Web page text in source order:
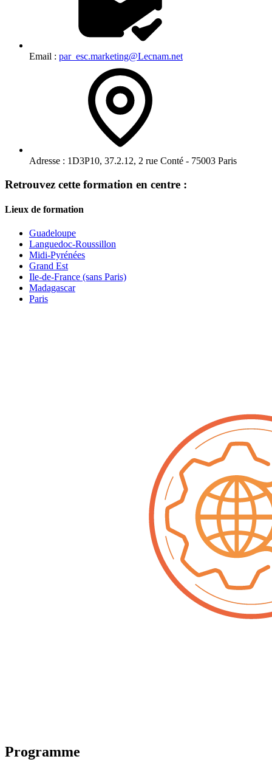
Email : par_esc.marketing@Lecnam.net
Adresse : 1D3P10, 37.2.12, 2 rue Conté - 75003 Paris
Retrouvez cette formation en centre :
Lieux de formation
Guadeloupe
Languedoc-Roussillon
Midi-Pyrénées
Grand Est
Ile-de-France (sans Paris)
Madagascar
Paris
Programme